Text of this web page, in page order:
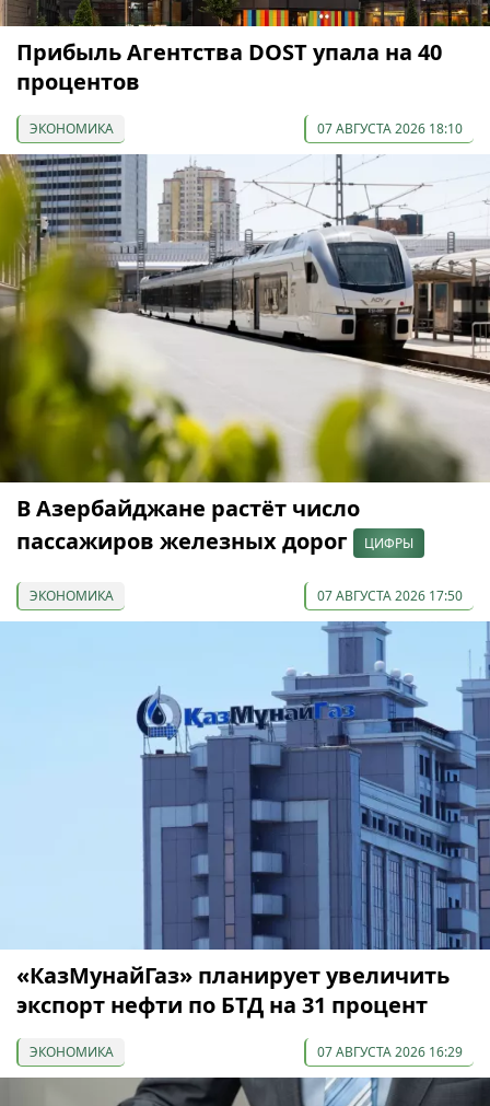
Прибыль Агентства DOST упала на 40
процентов
ЭКОНОМИКА 07 АВГУСТА 2026 18:10
В Азербайджане растёт число
пассажиров железных дорог
ЦИФРЫ
ЭКОНОМИКА 07 АВГУСТА 2026 17:50
«КазМунайГаз» планирует увеличить
экспорт нефти по БТД на 31 процент
ЭКОНОМИКА 07 АВГУСТА 2026 16:29